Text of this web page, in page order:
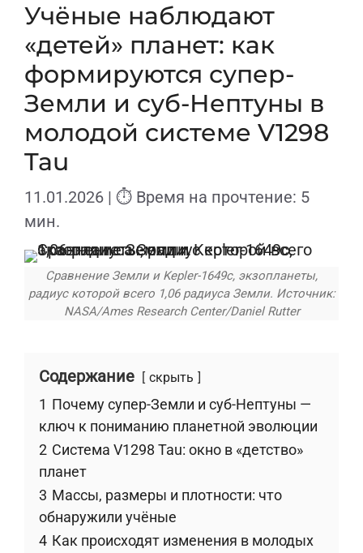
Учёные наблюдают
«детей» планет: как
формируются супер-
Земли и суб-Нептуны в
молодой системе V1298
Tau
11.01.2026 | ⏱ Время на прочтение: 5
мин.
Сравнение Земли и Kepler-1649c, экзопланеты,
радиус которой всего 1,06 радиуса Земли. Источник:
NASA/Ames Research Center/Daniel Rutter
Содержание скрыть
1 Почему супер-Земли и суб-Нептуны —
ключ к пониманию планетной эволюции
2 Система V1298 Tau: окно в «детство»
планет
3 Массы, размеры и плотности: что
обнаружили учёные
4 Как происходят изменения в молодых